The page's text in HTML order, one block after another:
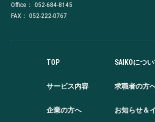
Office：052-684-8145
FAX： 052-222-0767
TOP SAIKOにつ
サービス内容 求職者の方
企業の方へ お知らせ＆